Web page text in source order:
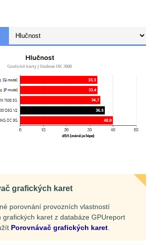
grafických karet
porovnání provozních vlastností
grafických karet z databáze GPUreport
Porovnávač grafických karet